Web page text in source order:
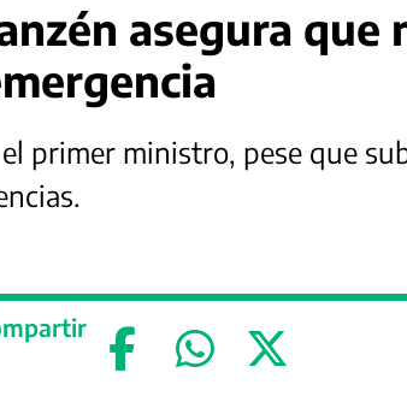
asegura que
primer ministro, pese que